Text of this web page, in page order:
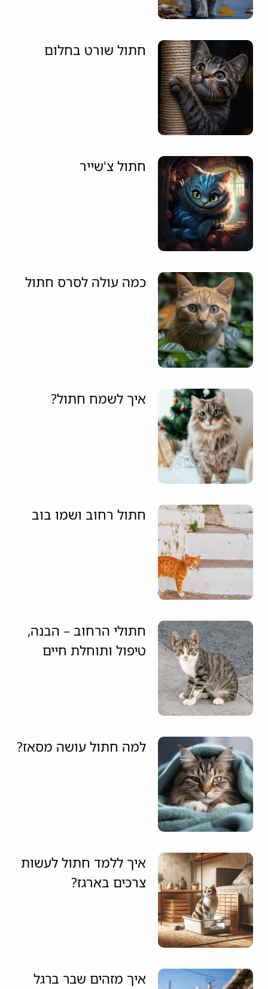
חתול שורט בחלום
חתול צ'שייר
כמה עולה לסרס חתול
איך לשמח חתול?
חתול רחוב ושמו בוב
חתולי הרחוב – הבנה,
טיפול ותוחלת חיים
למה חתול עושה מסאז?
איך ללמד חתול לעשות
צרכים בארגז?
איך מזהים שבר ברגל